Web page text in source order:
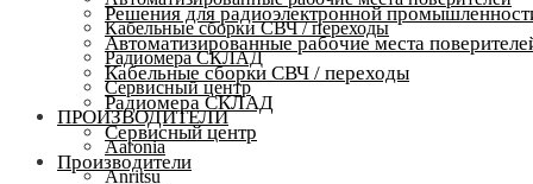
Кабельные сборки СВЧ / переходы
Радиомера СКЛАД
Сервисный центр
ПРОИЗВОДИТЕЛИ
Aaronia
Anritsu
Решения для радиоэлектронной
Автоматизированные рабочие места
Кабельные сборки СВЧ / переходы
Радиомера СКЛАД
Сервисный центр
Производители